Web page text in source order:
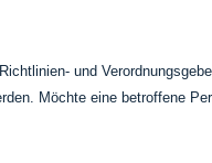
und
Möchte eine betroffene